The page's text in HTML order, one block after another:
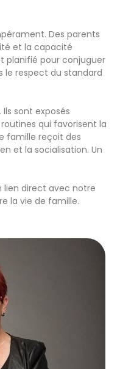
Des parents
et la capacité
planifié pour conjuguer
le respect du standard
sont exposés
qui favorisent la
famille reçoit des
et la socialisation. Un
lien direct avec notre
la vie de famille.